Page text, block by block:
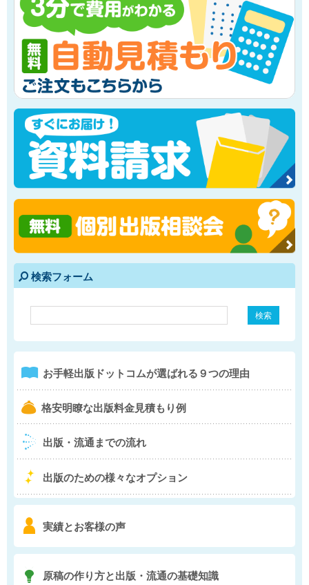
e 検索フォーム
1 お手軽出版ドットコムが選ばれる９つの理由
b 格安明瞭な出版料金見積もり例
4 出版・流通までの流れ
5 出版のための様々なオプション
6 実績とお客様の声
7 原稿の作り方と出版・流通の基礎知識